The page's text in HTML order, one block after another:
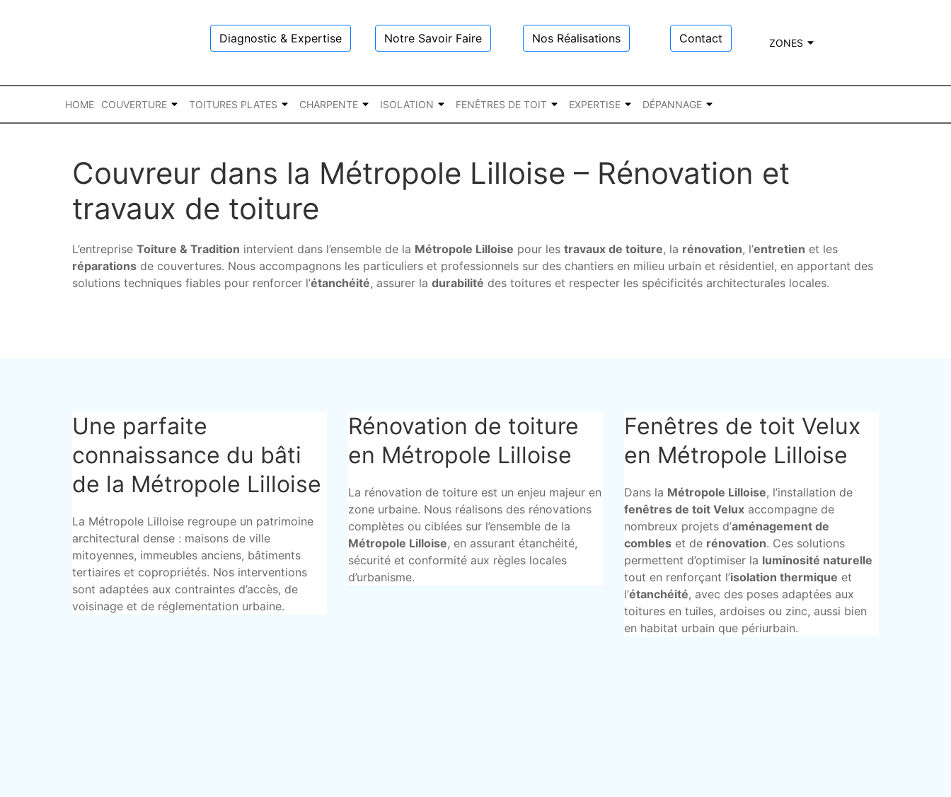
Diagnostic & Expertise Notre Savoir Faire Nos Réalisations Contact ZONES
HOME COUVERTURE TOITURES PLATES CHARPENTE ISOLATION FENÊTRES DE TOIT EXPERTISE DÉPANNAGE
Couvreur dans la Métropole Lilloise – Rénovation et
travaux de toiture
L’entreprise Toiture & Tradition intervient dans l’ensemble de la Métropole Lilloise pour les travaux de toiture, la rénovation, l’entretien et les
réparations de couvertures. Nous accompagnons les particuliers et professionnels sur des chantiers en milieu urbain et résidentiel, en apportant des
solutions techniques fiables pour renforcer l’étanchéité, assurer la durabilité des toitures et respecter les spécificités architecturales locales.
Une parfaite
connaissance du bâti
de la Métropole Lilloise
La Métropole Lilloise regroupe un patrimoine
architectural dense : maisons de ville
mitoyennes, immeubles anciens, bâtiments
tertiaires et copropriétés. Nos interventions
sont adaptées aux contraintes d’accès, de
voisinage et de réglementation urbaine.
Rénovation de toiture
en Métropole Lilloise
La rénovation de toiture est un enjeu majeur en
zone urbaine. Nous réalisons des rénovations
complètes ou ciblées sur l’ensemble de la
Métropole Lilloise, en assurant étanchéité,
sécurité et conformité aux règles locales
d’urbanisme.
Fenêtres de toit Velux
en Métropole Lilloise
Dans la Métropole Lilloise, l’installation de
fenêtres de toit Veluxaccompagne de
nombreux projets d’aménagement de
combleset de rénovation. Ces solutions
permettent d’optimiser la luminosité naturelle
tout en renforçant l’isolation thermique et
l’étanchéité, avec des poses adaptées aux
toitures en tuiles, ardoises ou zinc, aussi bien
en habitat urbain que périurbain.